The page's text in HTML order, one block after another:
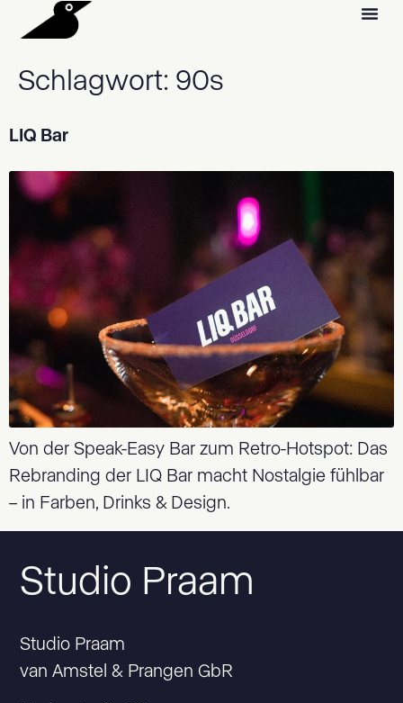
Schlagwort: 90s
LIQ Bar
Von der Speak-Easy Bar zum Retro-Hotspot: Das
Rebranding der LIQ Bar macht Nostalgie fühlbar
– in Farben, Drinks & Design.
Studio Praam
Studio Praam
van Amstel & Prangen GbR